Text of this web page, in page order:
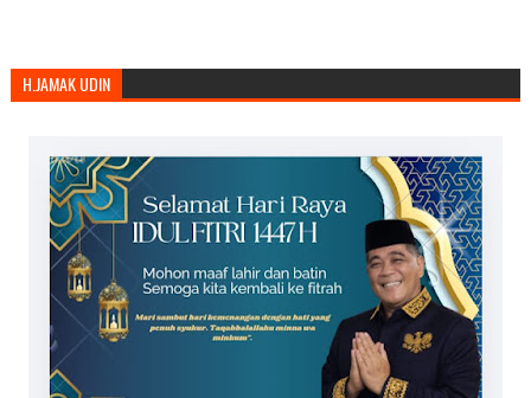
H.JAMAK UDIN